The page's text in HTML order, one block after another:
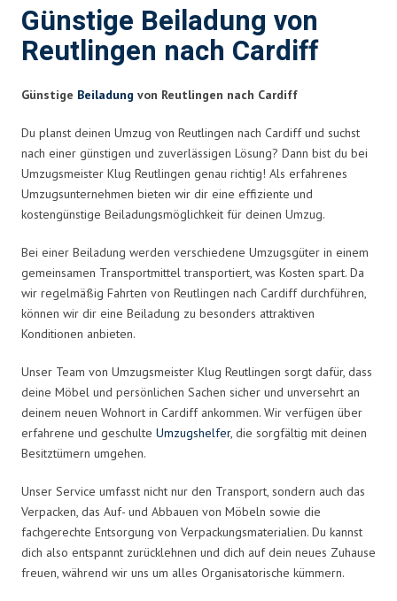
Günstige Beiladung von
Reutlingen nach Cardiff
Günstige Beiladung von Reutlingen nach Cardiff
Du planst deinen Umzug von Reutlingen nach Cardiff und suchst
nach einer günstigen und zuverlässigen Lösung? Dann bist du bei
Umzugsmeister Klug Reutlingen genau richtig! Als erfahrenes
Umzugsunternehmen bieten wir dir eine effiziente und
kostengünstige Beiladungsmöglichkeit für deinen Umzug.
Bei einer Beiladung werden verschiedene Umzugsgüter in einem
gemeinsamen Transportmittel transportiert, was Kosten spart. Da
wir regelmäßig Fahrten von Reutlingen nach Cardiff durchführen,
können wir dir eine Beiladung zu besonders attraktiven
Konditionen anbieten.
Unser Team von Umzugsmeister Klug Reutlingen sorgt dafür, dass
deine Möbel und persönlichen Sachen sicher und unversehrt an
deinem neuen Wohnort in Cardiff ankommen. Wir verfügen über
erfahrene und geschulte Umzugshelfer, die sorgfältig mit deinen
Besitztümern umgehen.
Unser Service umfasst nicht nur den Transport, sondern auch das
Verpacken, das Auf- und Abbauen von Möbeln sowie die
fachgerechte Entsorgung von Verpackungsmaterialien. Du kannst
dich also entspannt zurücklehnen und dich auf dein neues Zuhause
freuen, während wir uns um alles Organisatorische kümmern.